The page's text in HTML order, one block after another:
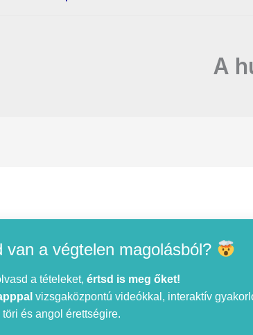
A
van a végtelen magolásból?
a tételeket, értsd is meg őket!
vizsgaközpontú videókkal, interaktív
töri és angol érettségire.